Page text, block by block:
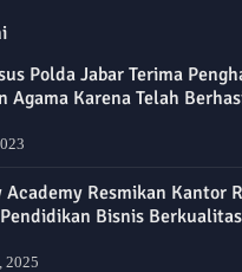
Polda Jabar Terima
Agama Karena Telah
Academy Resmikan Kantor
Bisnis
2025